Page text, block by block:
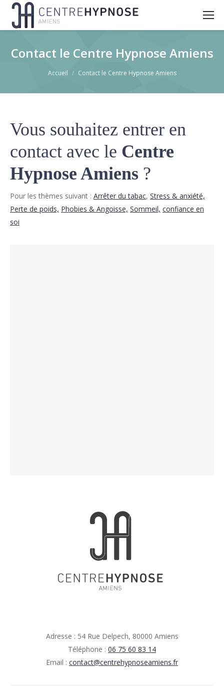
Contact le Centre Hypnose Amiens
You are here:Accueil Contact le Centre Hypnose Amiens
Vous souhaitez entrer en
contact avec le Centre
Hypnose Amiens ?
Pour les thèmes suivant : Arrêter du tabac, Stress & anxiété,
Perte de poids, Phobies & Angoisse, Sommeil, confiance en
soi
Adresse : 54 Rue Delpech, 80000 Amiens
Téléphone : 06 75 60 83 14
Email : contact@centrehypnoseamiens.fr